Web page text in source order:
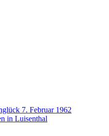
7. Februar 1962
in Luisenthal